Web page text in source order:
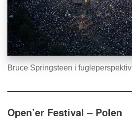
Bruce Springsteen i fugleperspektiv
Open’er Festival – Polen